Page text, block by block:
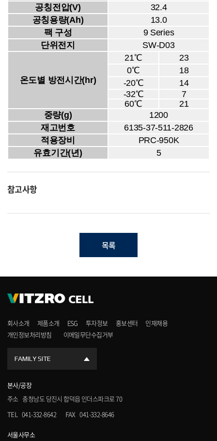
공칭전압(V)
32.4
공칭용량(Ah)
13.0
팩 구성
9 Series
단위전지
SW-D03
온도별 방전시간(hr)
21℃
23
0℃
18
-20℃
14
-32℃
7
60℃
21
중량(g)
1200
재고번호
6135-37-511-2826
적용장비
PRC-950K
유효기간(년)
5
참고사항
목록
회사소개 제품소개 ESG 투자정보 홍보센터
인재채용
개인정보처리방침
이메일무단수집거부
FAMILY SITE
본사/공장
주소 충청남도 당진시 합덕읍 인더스파크로 70
TEL
041-332-8642 FAX 041-332-8646
서울사무소